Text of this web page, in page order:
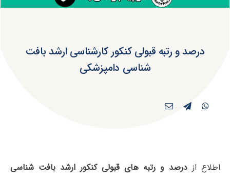
درصد و رتبه قبولی کنکور کارشناسی ارشد بافت
شناسی دامپزشکی
اطلاع ازدرصد و رتبه های قبولی کنکور ارشد بافت شناسی